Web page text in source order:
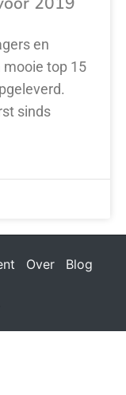
en
top 15
sinds
Over
Blog